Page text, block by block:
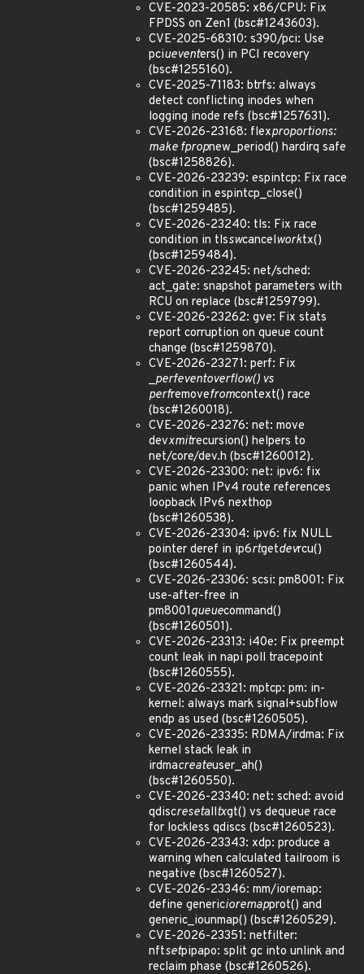
CVE-2023-20585: x86/CPU: Fix
FPDSS on Zen1 (bsc#1243603).
CVE-2025-68310: s390/pci: Use
pciueventers() in PCI recovery
(bsc#1255160).
CVE-2025-71183: btrfs: always
detect conflicting inodes when
logging inode refs (bsc#1257631).
CVE-2026-23168: flexproportions:
make fpropnew_period() hardirq safe
(bsc#1258826).
CVE-2026-23239: espintcp: Fix race
condition in espintcp_close()
(bsc#1259485).
CVE-2026-23240: tls: Fix race
condition in tlsswcancelworktx()
(bsc#1259484).
CVE-2026-23245: net/sched:
act_gate: snapshot parameters with
RCU on replace (bsc#1259799).
CVE-2026-23262: gve: Fix stats
report corruption on queue count
change (bsc#1259870).
CVE-2026-23271: perf: Fix
_perfeventoverflow() vs
perfremovefromcontext() race
(bsc#1260018).
CVE-2026-23276: net: move
devxmitrecursion() helpers to
net/core/dev.h (bsc#1260012).
CVE-2026-23300: net: ipv6: fix
panic when IPv4 route references
loopback IPv6 nexthop
(bsc#1260538).
CVE-2026-23304: ipv6: fix NULL
pointer deref in ip6rtgetdevrcu()
(bsc#1260544).
CVE-2026-23306: scsi: pm8001: Fix
use-after-free in
pm8001queuecommand()
(bsc#1260501).
CVE-2026-23313: i40e: Fix preempt
count leak in napi poll tracepoint
(bsc#1260555).
CVE-2026-23321: mptcp: pm: in-
kernel: always mark signal+subflow
endp as used (bsc#1260505).
CVE-2026-23335: RDMA/irdma: Fix
kernel stack leak in
irdmacreateuser_ah()
(bsc#1260550).
CVE-2026-23340: net: sched: avoid
qdiscresetalltxgt() vs dequeue race
for lockless qdiscs (bsc#1260523).
CVE-2026-23343: xdp: produce a
warning when calculated tailroom is
negative (bsc#1260527).
CVE-2026-23346: mm/ioremap:
define genericioremapprot() and
generic_iounmap() (bsc#1260529).
CVE-2026-23351: netfilter:
nftsetpipapo: split gc into unlink and
reclaim phase (bsc#1260526).